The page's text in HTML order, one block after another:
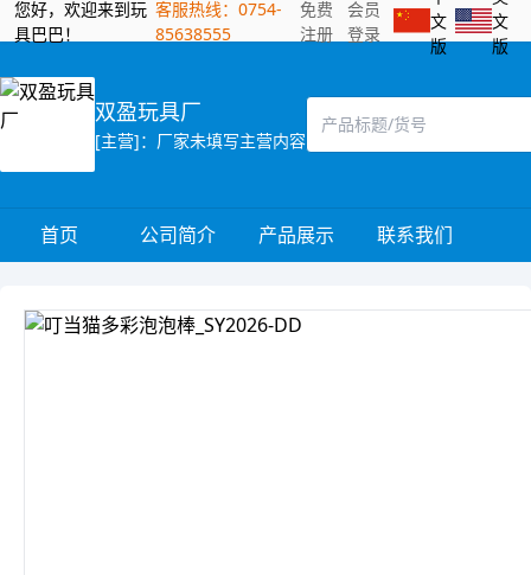
您好，欢迎来到玩
具巴巴！
客服热线：0754-
85638555
免费
注册
会员
登录
文
版
文
版
双盈玩具厂
[主营]：厂家未填写主营内容
首页 公司简介 产品展示 联系我们